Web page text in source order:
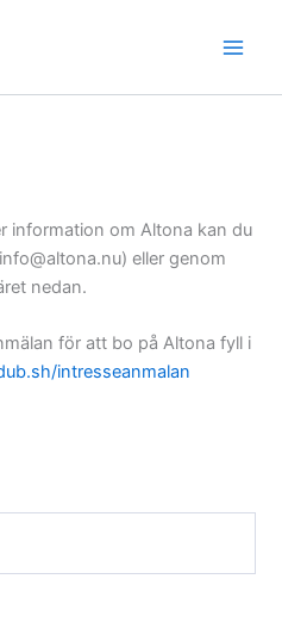
information om Altona kan du
eller genom
nedan.
för att bo på Altona fyll i
intresseanmalan